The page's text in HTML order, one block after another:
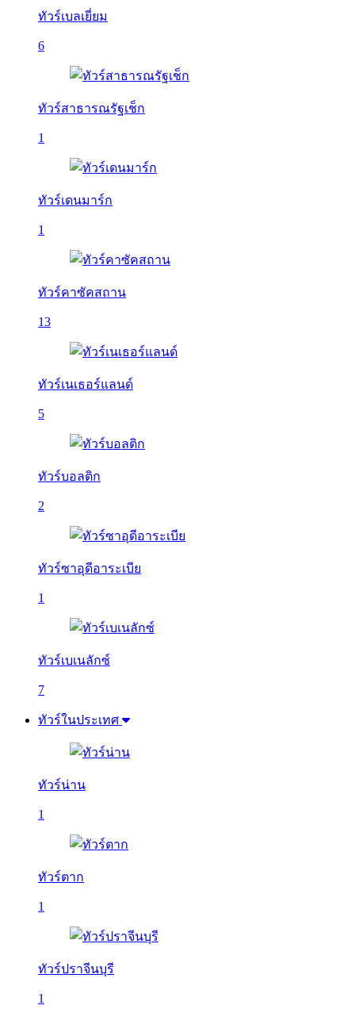
ทัวร์เบลเยี่ยม
6
ทัวร์สาธารณรัฐเช็ก
1
ทัวร์เดนมาร์ก
1
ทัวร์คาซัคสถาน
13
ทัวร์เนเธอร์แลนด์
5
ทัวร์บอลติก
2
ทัวร์ซาอุดีอาระเบีย
1
ทัวร์เบเนลักซ์
7
ทัวร์ในประเทศ
ทัวร์น่าน
1
ทัวร์ตาก
1
ทัวร์ปราจีนบุรี
1